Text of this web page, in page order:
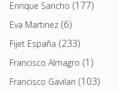
Enrique Sancho (177)
Eva Martinez (6)
Fijet España (233)
Francisco Almagro (1)
Francisco Gavilan (103)